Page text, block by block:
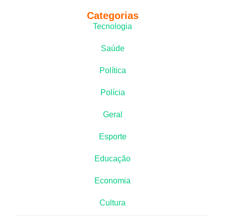
Categorias
Tecnologia
Saúde
Política
Polícia
Geral
Esporte
Educação
Economia
Cultura